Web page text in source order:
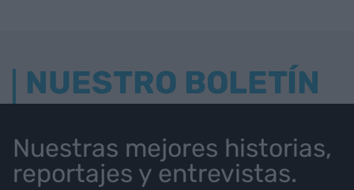
NUESTRO BOLETÍN
Nuestras mejores historias,
reportajes y entrevistas.